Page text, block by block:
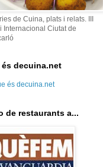
de Cuina, plats i relats. III
Internacional Ciutat de
és decuina.net
és decuina.net
de restaurants a...